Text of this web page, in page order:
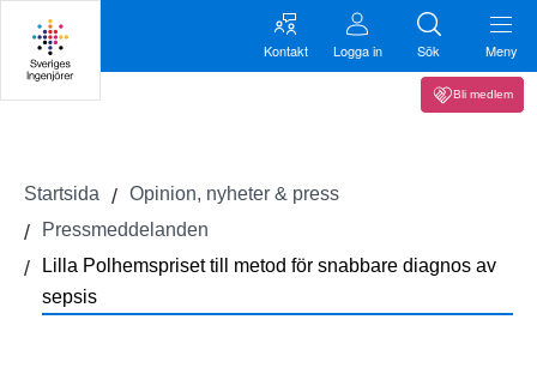
Kontakt Logga in Sök Meny
Bli medlem
Startsida
Opinion, nyheter & press
Pressmeddelanden
Lilla Polhemspriset till metod för snabbare diagnos av
sepsis